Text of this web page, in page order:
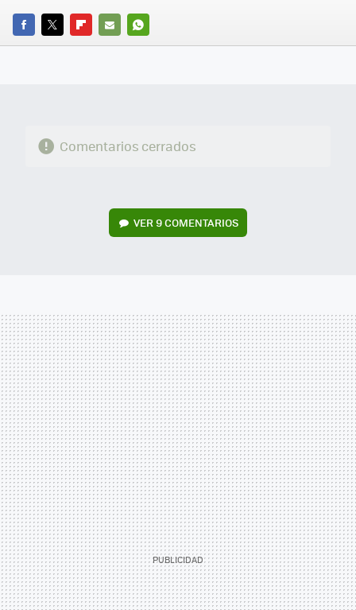
FACEBOOK
TWITTERFLIPBOARD
E-
WHATSAPP
Comentarios cerrados
VER 9 COMENTARIOS